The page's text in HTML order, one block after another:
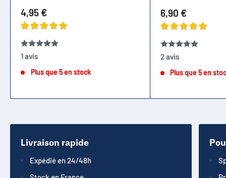
Prix
réduit
4,95 €
1 avis
Plus que 5 en stock
Prix
réduit
6,90 €
2 avis
Plus que 5 en
Livraison rapide
Expédié en 24/48h